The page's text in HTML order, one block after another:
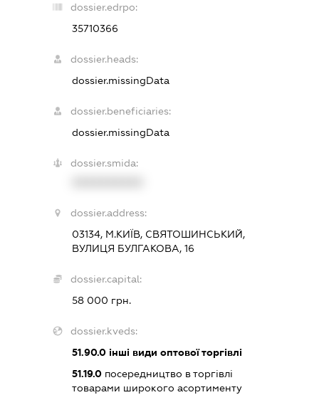
dossier.edrpo:
35710366
dossier.heads:
dossier.missingData
dossier.beneficiaries:
dossier.missingData
dossier.smida:
dossier.address:
03134, М.КИЇВ, СВЯТОШИНСЬКИЙ,
ВУЛИЦЯ БУЛГАКОВА, 16
dossier.capital:
58 000 грн.
dossier.kveds:
51.90.0 інші види оптової торгівлі
51.19.0 посередництво в торгівлі
товарами широкого асортименту